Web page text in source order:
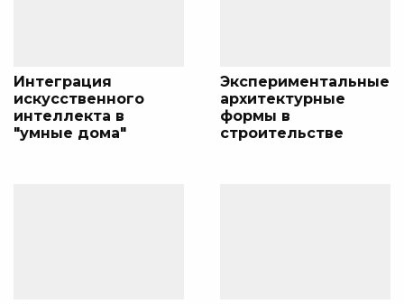
Интеграция
искусственного
интеллекта в
"умные дома"
Экспериментальные
архитектурные
формы в
строительстве